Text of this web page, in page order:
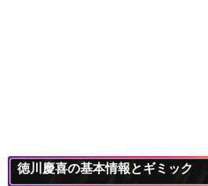
徳川慶喜の基本情報とギミック